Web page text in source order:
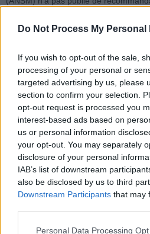
Do Not Process My Personal
If you wish to opt-out of the sale,
processing of your personal or
targeted advertising by us, please
section to confirm your selection.
opt-out request is processed you
interest-based ads based on
us or personal information
your opt-out. You may separately
disclosure of your personal
IAB’s list of downstream
also be disclosed by us to third
Downstream Participants that may
Personal Data Processing
traiter deux formes graves de
La prévalence de ces maladies est
d’habitants, ce qui représente
potentiellement concernés.
Les Crèmes solaires
marques de luxe